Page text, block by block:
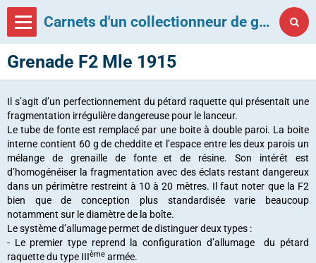
Carnets d'un collectionneur de grenades françaises
Grenade F2 Mle 1915
Il s’agit d’un perfectionnement du pétard raquette qui présentait une
fragmentation irrégulière dangereuse pour le lanceur.
Le tube de fonte est remplacé par une boite à double paroi. La boite
interne contient 60 g de cheddite et l’espace entre les deux parois un
mélange de grenaille de fonte et de résine. Son intérêt est
d’homogénéiser la fragmentation avec des éclats restant dangereux
dans un périmètre restreint à 10 à 20 mètres. Il faut noter que la F2
bien que de conception plus standardisée varie beaucoup
notamment sur le diamètre de la boîte.
Le système d’allumage permet de distinguer deux types :
- Le premier type reprend la configuration d’allumage du pétard
raquette du type IIIème armée.